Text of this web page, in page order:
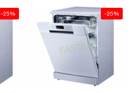
-25% -25%